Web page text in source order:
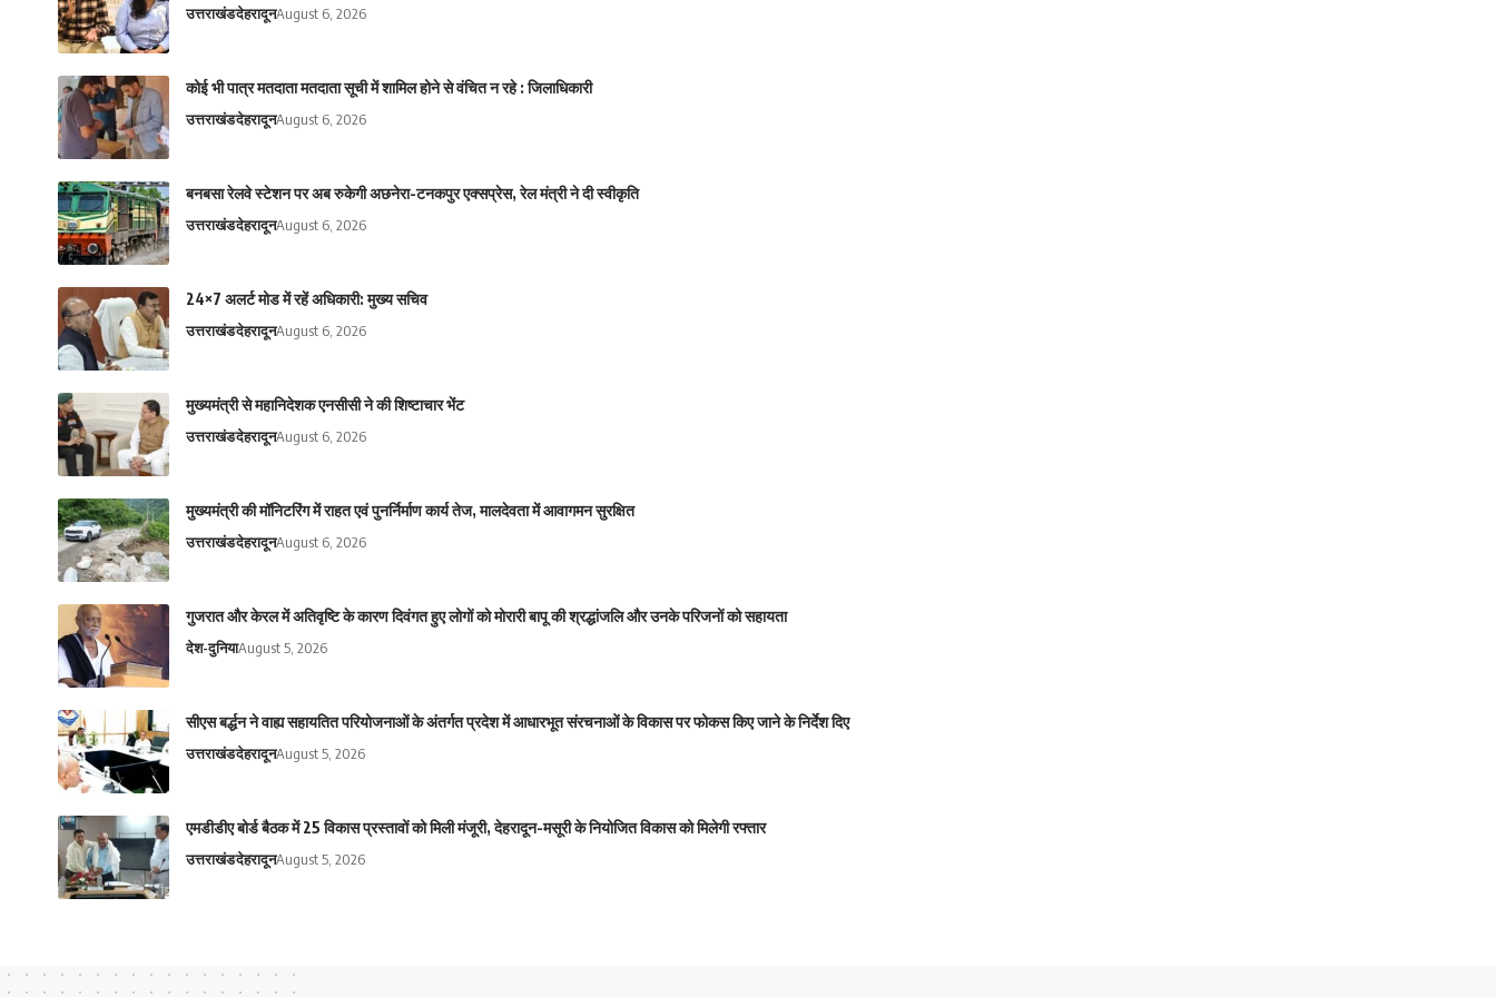
उत्तराखंडदेहरादूनAugust 6, 2026
कोई भी पात्र मतदाता मतदाता सूची में शामिल होने से वंचित न रहे : जिलाधिकारी
उत्तराखंडदेहरादूनAugust 6, 2026
बनबसा रेलवे स्टेशन पर अब रुकेगी अछनेरा-टनकपुर एक्सप्रेस, रेल मंत्री ने दी स्वीकृति
उत्तराखंडदेहरादूनAugust 6, 2026
24×7 अलर्ट मोड में रहें अधिकारी: मुख्य सचिव
उत्तराखंडदेहरादूनAugust 6, 2026
मुख्यमंत्री से महानिदेशक एनसीसी ने की शिष्टाचार भेंट
उत्तराखंडदेहरादूनAugust 6, 2026
मुख्यमंत्री की मॉनिटरिंग में राहत एवं पुनर्निर्माण कार्य तेज, मालदेवता में आवागमन सुरक्षित
उत्तराखंडदेहरादूनAugust 6, 2026
गुजरात और केरल में अतिवृष्टि के कारण दिवंगत हुए लोगों को मोरारी बापू की श्रद्धांजलि और उनके परिजनों को सहायता
देश-दुनियाAugust 5, 2026
सीएस बर्द्धन ने वाह्य सहायतित परियोजनाओं के अंतर्गत प्रदेश में आधारभूत संरचनाओं के विकास पर फोकस किए जाने के निर्देश दिए
उत्तराखंडदेहरादूनAugust 5, 2026
एमडीडीए बोर्ड बैठक में 25 विकास प्रस्तावों को मिली मंजूरी, देहरादून-मसूरी के नियोजित विकास को मिलेगी रफ्तार
उत्तराखंडदेहरादूनAugust 5, 2026